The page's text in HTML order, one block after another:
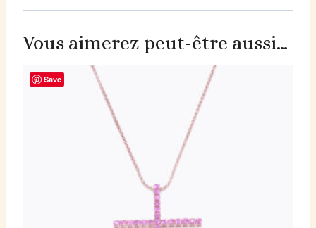
Vous aimerez peut-être aussi…
Save